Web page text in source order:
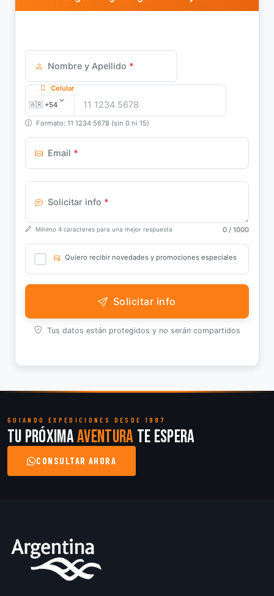
Nombre y Apellido *
Celular
Formato: 11 1234 5678 (sin 0 ni 15)
Email *
Solicitar info *
Mínimo 4 caracteres para una mejor respuesta 0 / 1000
Quiero recibir novedades y promociones especiales
Solicitar info
Tus datos están protegidos y no serán compartidos
GUIANDO EXPEDICIONES DESDE 1997
Tu próximaaventura te espera
CONSULTAR AHORA